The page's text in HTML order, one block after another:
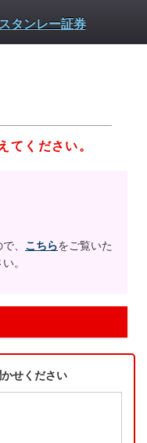
てください。
、 こちらをご覧いた
。
せください